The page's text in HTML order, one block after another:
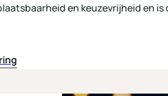
en keuzevrijheid en is